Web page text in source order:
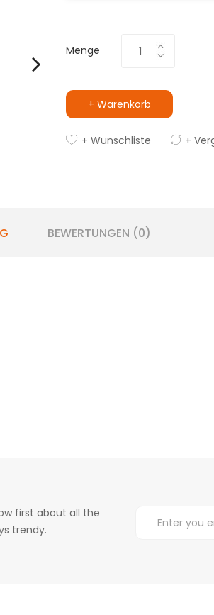
Menge
+ Warenkorb
+ Wunschliste +
BEWERTUNGEN (0)
first about all the
trendy.